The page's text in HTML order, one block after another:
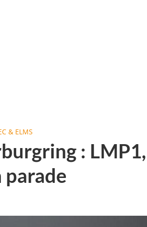
& ELMS
: LMP1,
parade